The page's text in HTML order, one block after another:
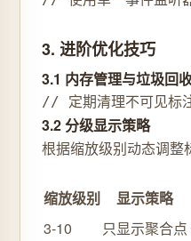
3. 进阶优化技巧
3.1 内存管理与垃圾回
// 定期清理不可
3.2 分级显示策略
根据缩放级别动态调整
缩放级别 显示策略
3-10
只显示聚合点